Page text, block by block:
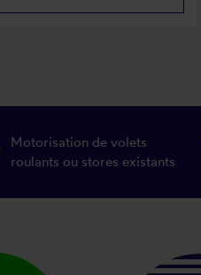
Motorisation de volets
roulants ou stores existants